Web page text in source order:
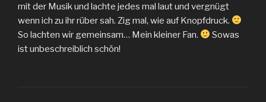
mit der Musik und lachte jedes mal laut und vergnügt
wenn ich zu ihr rüber sah. Zig mal, wie auf Knopfdruck.
So lachten wir gemeinsam… Mein kleiner Fan.
Sowas
ist unbeschreiblich schön!